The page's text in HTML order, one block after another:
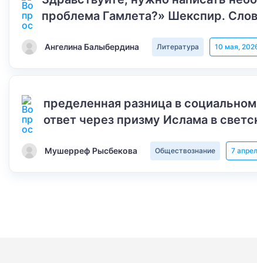
проблема Гамлета?» Шекспир.
Ангелина Балыбердина Литература 10 мая,
пределенная разница в
ответ через призму Ислама в
Мушерреф Рысбекова Обществознание 7